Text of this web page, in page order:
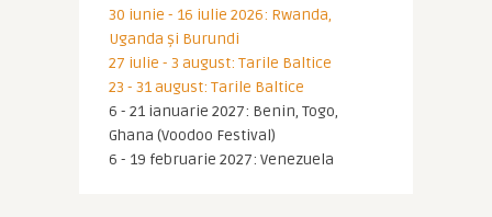
30 iunie - 16 iulie 2026: Rwanda,
Uganda și Burundi
27 iulie - 3 august: Tarile Baltice
23 - 31 august: Tarile Baltice
6 - 21 ianuarie 2027: Benin, Togo,
Ghana (Voodoo Festival)
6 - 19 februarie 2027: Venezuela